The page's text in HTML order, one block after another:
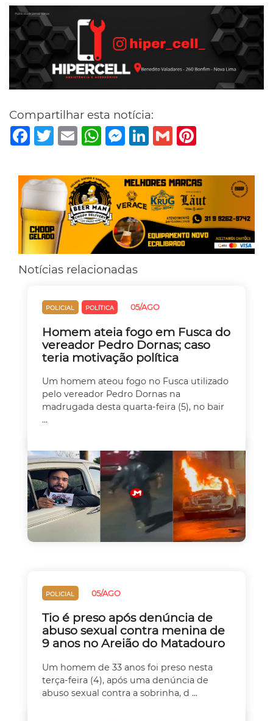
Compartilhar esta notícia:
Facebook
TwitterEmail WhatsAppMessenger
LinkedIn
Gmail
Notícias relacionadas
POLICIAL POLÍTICA 05/AGO
Homem ateia fogo em Fusca do
vereador Pedro Dornas; caso
teria motivação política
Um homem ateou fogo no Fusca utilizado
pelo vereador Pedro Dornas na
madrugada desta quarta-feira (5), no bair
...
POLICIAL 05/AGO
Tio é preso após denúncia de
abuso sexual contra menina de
9 anos no Areião do Matadouro
Um homem de 33 anos foi preso nesta
terça-feira (4), após uma denúncia de
abuso sexual contra a sobrinha, d ...